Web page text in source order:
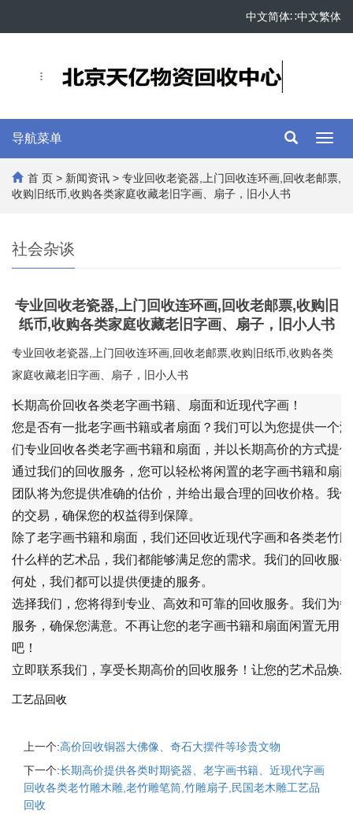
中文繁体
∷
中文简体
导航菜单
首 页 > 新闻资讯 > 专业回收老瓷器,上门回收连环画,回收老邮票,
收购旧纸币,收购各类家庭收藏老旧字画、扇子，旧小人书
社会杂谈
专业回收老瓷器,上门回收连环画,回收老邮票,收购旧
纸币,收购各类家庭收藏老旧字画、扇子，旧小人书
专业回收老瓷器,上门回收连环画,回收老邮票,收购旧纸币,收购各类
家庭收藏老旧字画、扇子，旧小人书
长期高价回收各类老字画书籍、扇面和近现代字画！
您是否有一批老字画书籍或者扇面？我们可以为您提供一个
们专业回收各类老字画书籍和扇面，并以长期高价的方式提
通过我们的回收服务，您可以轻松将闲置的老字画书籍和扇
团队将为您提供准确的估价，并给出最合理的回收价格。我
的交易，确保您的权益得到保障。
除了老字画书籍和扇面，我们还回收近现代字画和各类老竹
什么样的艺术品，我们都能够满足您的需求。我们的回收服
何处，我们都可以提供便捷的服务。
选择我们，您将得到专业、高效和可靠的回收服务。我们为
服务，确保您满意。不再让您的老字画书籍和扇面闲置无用
吧！
立即联系我们，享受长期高价的回收服务！让您的艺术品焕
工艺品回收
上一个:高价回收铜器大佛像、奇石大摆件等珍贵文物
下一个:长期高价提供各类时期瓷器、老字画书籍、近现代字画
回收各类老竹雕木雕,老竹雕笔筒,竹雕扇子,民国老木雕工艺品
回收